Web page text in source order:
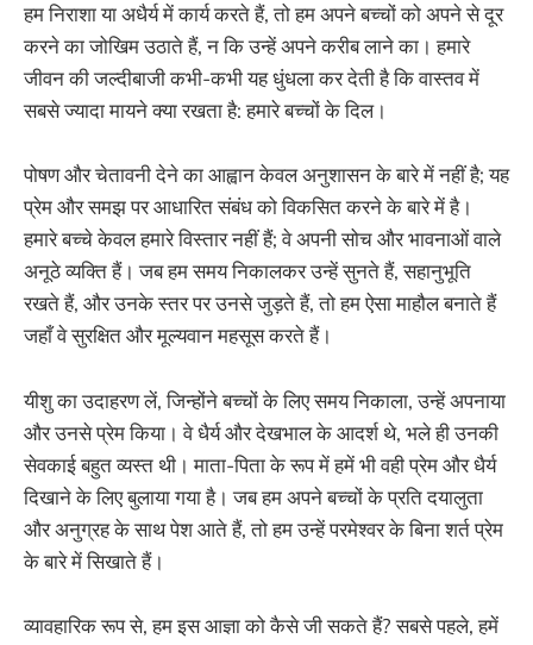
हम निराशा या अधैर्य में कार्य करते हैं, तो हम अपने बच्चों को अपने से दूर
करने का जोखिम उठाते हैं, न कि उन्हें अपने करीब लाने का। हमारे
जीवन की जल्दीबाजी कभी-कभी यह धुंधला कर देती है कि वास्तव में
सबसे ज्यादा मायने क्या रखता है: हमारे बच्चों के दिल।
पोषण और चेतावनी देने का आह्वान केवल अनुशासन के बारे में नहीं है; यह
प्रेम और समझ पर आधारित संबंध को विकसित करने के बारे में है।
हमारे बच्चे केवल हमारे विस्तार नहीं हैं; वे अपनी सोच और भावनाओं वाले
अनूठे व्यक्ति हैं। जब हम समय निकालकर उन्हें सुनते हैं, सहानुभूति
रखते हैं, और उनके स्तर पर उनसे जुड़ते हैं, तो हम ऐसा माहौल बनाते हैं
जहाँ वे सुरक्षित और मूल्यवान महसूस करते हैं।
यीशु का उदाहरण लें, जिन्होंने बच्चों के लिए समय निकाला, उन्हें अपनाया
और उनसे प्रेम किया। वे धैर्य और देखभाल के आदर्श थे, भले ही उनकी
सेवकाई बहुत व्यस्त थी। माता-पिता के रूप में हमें भी वही प्रेम और धैर्य
दिखाने के लिए बुलाया गया है। जब हम अपने बच्चों के प्रति दयालुता
और अनुग्रह के साथ पेश आते हैं, तो हम उन्हें परमेश्वर के बिना शर्त प्रेम
के बारे में सिखाते हैं।
व्यावहारिक रूप से, हम इस आज्ञा को कैसे जी सकते हैं? सबसे पहले, हमें